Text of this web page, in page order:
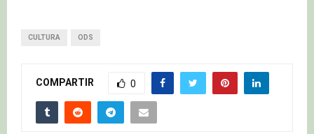
CULTURA ODS
COMPARTIR 0